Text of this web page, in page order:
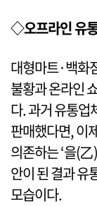
◇오프라인 유
대형마트·백화
불황과 온라인
다. 과거 유통업
판매했다면, 이
의존하는 ‘을(
안이 된 결과 유
모습이다.